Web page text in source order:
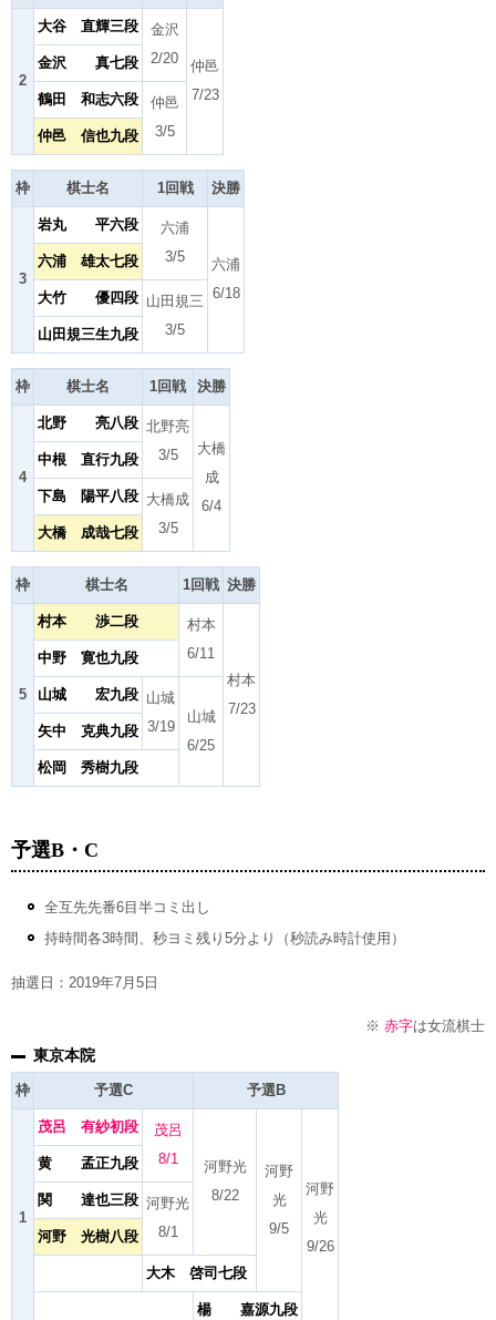
2
大谷 直輝三段
金沢
2/20
仲邑
7/23
金沢 真七段
鶴田 和志六段
仲邑
3/5
仲邑 信也九段
枠 棋士名 1回戦 決勝
3
岩丸 平六段
六浦
3/5
六浦
6/18
六浦 雄太七段
大竹 優四段 山田規三
3/5
山田規三生九段
枠 棋士名 1回戦 決勝
4
北野 亮八段 北野亮
3/5
大橋
成
6/4
中根 直行九段
下島 陽平八段 大橋成
3/5
大橋 成哉七段
枠 棋士名 1回戦 決勝
5
村本 渉二段
村本
6/11
村本
7/23
中野 寛也九段
山城 宏九段 山城
3/19
山城
6/25
矢中 克典九段
松岡 秀樹九段
予選B・C
全互先先番6目半コミ出し
持時間各3時間、秒ヨミ残り5分より（秒読み時計使用）
抽選日：2019年7月5日
※ 赤字は女流棋士
東京本院
枠 予選C 予選B
1
茂呂 有紗初段
茂呂
8/1
河野光
8/22
河野
光
9/5
河野
光
9/26
黄 孟正九段
関 達也三段 河野光
8/1
河野 光樹八段
大木 啓司七段
楊 嘉源九段